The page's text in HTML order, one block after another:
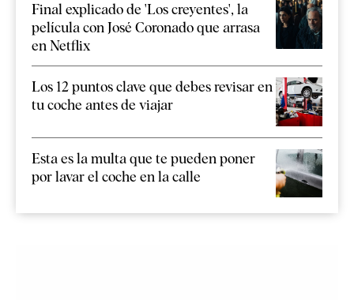
Final explicado de 'Los creyentes', la
película con José Coronado que arrasa
en Netflix
Los 12 puntos clave que debes revisar en
tu coche antes de viajar
Esta es la multa que te pueden poner
por lavar el coche en la calle